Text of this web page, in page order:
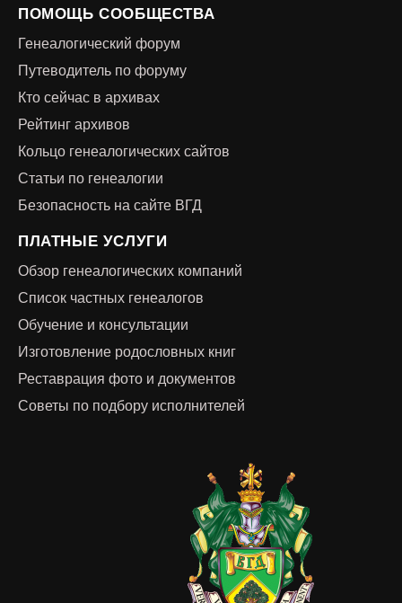
ПОМОЩЬ СООБЩЕСТВА
Генеалогический форум
Путеводитель по форуму
Кто сейчас в архивах
Рейтинг архивов
Кольцо генеалогических сайтов
Статьи по генеалогии
Безопасность на сайте ВГД
ПЛАТНЫЕ УСЛУГИ
Обзор генеалогических компаний
Список частных генеалогов
Обучение и консультации
Изготовление родословных книг
Реставрация фото и документов
Советы по подбору исполнителей